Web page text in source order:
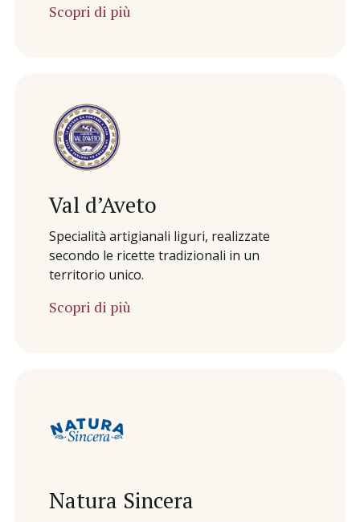
Scopri di più
Val d’Aveto
Specialità artigianali liguri, realizzate
secondo le ricette tradizionali in un
territorio unico.
Scopri di più
Natura Sincera